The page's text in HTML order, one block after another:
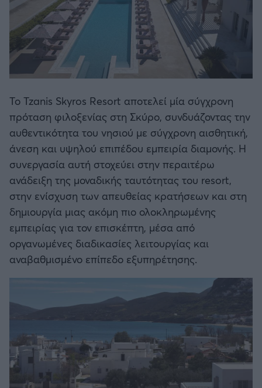
Μάντσεστερ Γιουνάιτεντ
Μάντσεστερ Σίτι
Τσέλσι
Άρσεναλ
Γιουβέντους
Μίλαν
Ίντερ
Το Tzanis Skyros Resort αποτελεί μία σύγχρονη
πρόταση φιλοξενίας στη Σκύρο, συνδυάζοντας την
αυθεντικότητα του νησιού με σύγχρονη αισθητική,
άνεση και υψηλού επιπέδου εμπειρία διαμονής. Η
συνεργασία αυτή στοχεύει στην περαιτέρω
ανάδειξη της μοναδικής ταυτότητας του resort,
στην ενίσχυση των απευθείας κρατήσεων και στη
δημιουργία μιας ακόμη πιο ολοκληρωμένης
εμπειρίας για τον επισκέπτη, μέσα από
οργανωμένες διαδικασίες λειτουργίας και
αναβαθμισμένο επίπεδο εξυπηρέτησης.